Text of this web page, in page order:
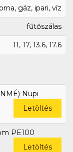
gáz, ipari, víz
fűtőszálas
11, 17, 13.6, 17.6
Nupi
Letöltés
PE100
Letöltés